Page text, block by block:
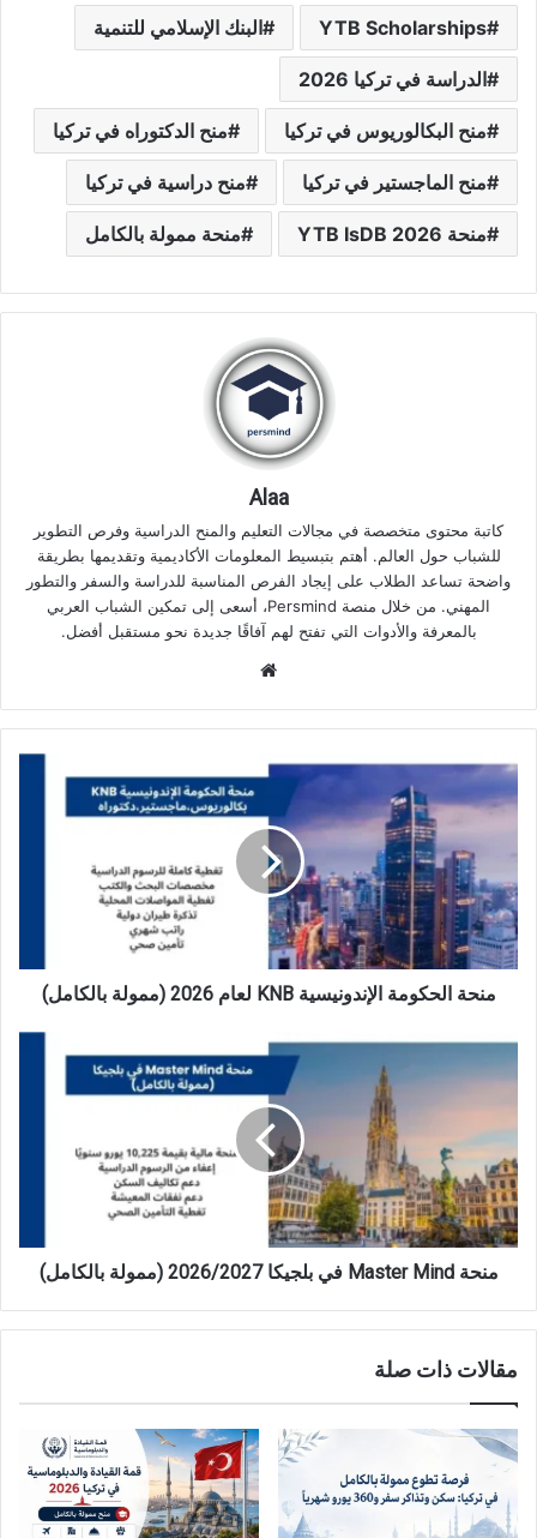
YTB Scholarships البنك الإسلامي للتنمية
الدراسة في تركيا 2026
منح البكالوريوس في تركيا منح الدكتوراه في تركيا
منح الماجستير في تركيا منح دراسية في تركيا
منحة YTB IsDB 2026 منحة ممولة بالكامل
Alaa
كاتبة محتوى متخصصة في مجالات التعليم والمنح الدراسية وفرص التطوير
للشباب حول العالم. أهتم بتبسيط المعلومات الأكاديمية وتقديمها بطريقة
واضحة تساعد الطلاب على إيجاد الفرص المناسبة للدراسة والسفر والتطور
المهني. من خلال منصة Persmind، أسعى إلى تمكين الشباب العربي
بالمعرفة والأدوات التي تفتح لهم آفاقًا جديدة نحو مستقبل أفضل.
منحة
الإندونيسية
2026
(ممولة
بالكامل)
منحة الحكومة الإندونيسية KNB لعام 2026 (ممولة بالكامل)
منحة
Master
بلجيكا
2026/2027
(ممولة
بالكامل)
منحة Master Mind في بلجيكا 2026/2027 (ممولة بالكامل)
مقالات ذات صلة